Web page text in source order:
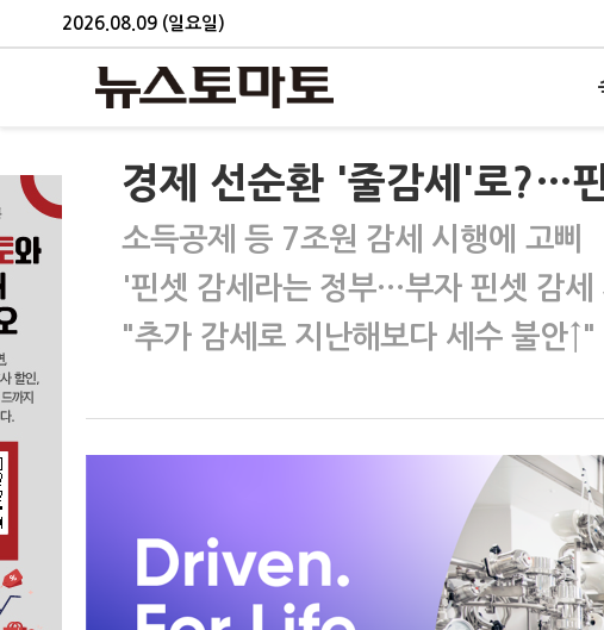
2026.08.09 (일요일)
경제 선순환 '줄감세'로?…
소득공제 등 7조원 감세 시행에 고삐
'핀셋 감세라는 정부…부자 핀셋 감세
"추가 감세로 지난해보다 세수 불안↑"